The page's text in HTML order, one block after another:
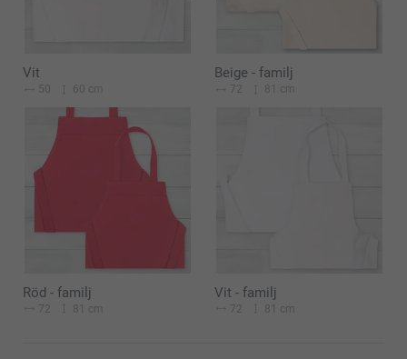
Vit
50 60 cm
Beige - familj
72 81 cm
Röd - familj
72 81 cm
Vit - familj
72 81 cm